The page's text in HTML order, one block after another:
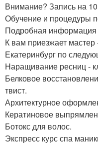
Внимание? Запись на
Обучение и процедуры
Подробная информация
К вам приезжает мастер
Екатеринбург по
Наращивание ресниц -
Белковое
твист.
Архитектурное
Кератиновое
Ботокс для волос.
Экспресс курс спа